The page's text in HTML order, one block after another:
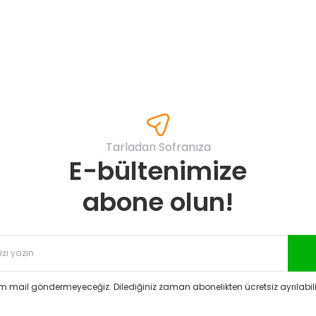
Tarladan Sofranıza
E-bültenimize
abone olun!
mail göndermeyeceğiz. Dilediğiniz zaman abonelikten ücretsiz